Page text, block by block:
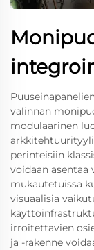
valinnan
modulaarinen
perinteisiin
voidaan asentaa
mukautetuissa
visuaalisia
irroitettavien
ja -rakenne